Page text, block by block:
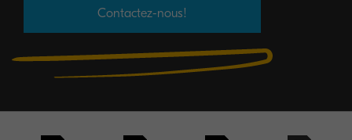
Contactez-nous!